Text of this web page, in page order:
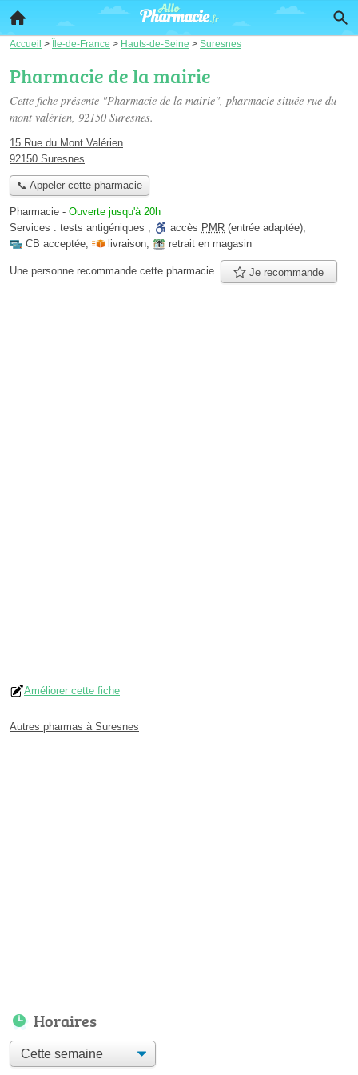
Accueil > Île-de-France > Hauts-de-Seine > Suresnes
Pharmacie de la mairie
Cette fiche présente "Pharmacie de la mairie", pharmacie située rue du
mont valérien, 92150 Suresnes.
15 Rue du Mont Valérien
92150 Suresnes
📞 Appeler cette pharmacie
Pharmacie - Ouverte jusqu'à 20h
Services : tests antigéniques , accès PMR (entrée adaptée),
CB acceptée, livraison, retrait en magasin
Une personne recommande cette pharmacie. Je recommande
Améliorer cette fiche
Autres pharmas à Suresnes
Horaires